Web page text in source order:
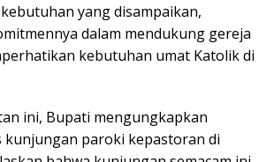
yang disampaikan,
dalam mendukung gereja
kebutuhan umat Katolik di
ini, Bupati mengungkapkan
kunjungan paroki kepastoran di